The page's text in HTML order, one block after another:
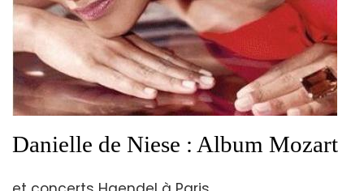
Danielle de Niese : Album Mozart